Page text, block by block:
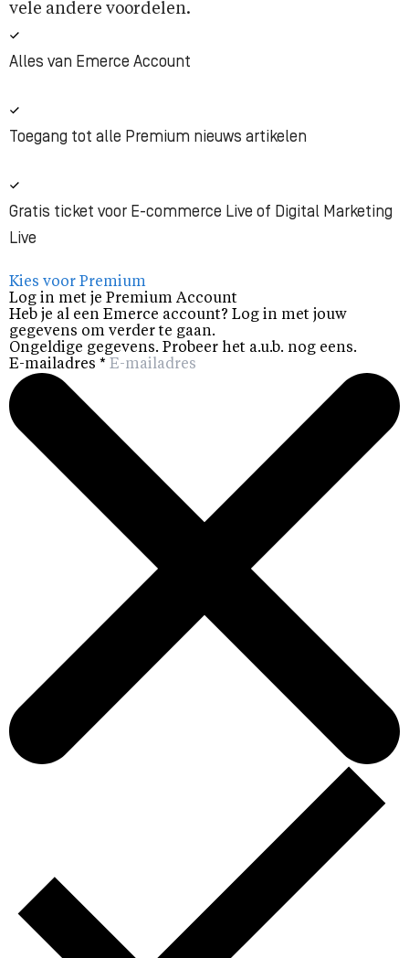
vele andere voordelen.
Alles van Emerce Account
Toegang tot alle Premium nieuws artikelen
Gratis ticket voor E-commerce Live of Digital Marketing
Live
Kies voor Premium
Log in met je Premium Account
Heb je al een Emerce account? Log in met jouw
gegevens om verder te gaan.
Ongeldige gegevens. Probeer het a.u.b. nog eens.
E-mailadres *